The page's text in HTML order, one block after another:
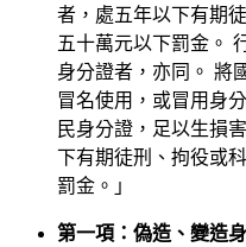
者，處五年以下有期
五十萬元以下罰金。
身分證者，亦同。 將
冒名使用，或冒用身
民身分證，足以生損
下有期徒刑、拘役或
罰金。」
第一項：偽造、變造